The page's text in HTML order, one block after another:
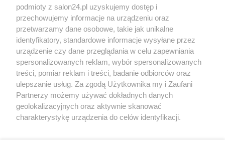
Społeczeństwo
Kultura
X Facebook Instagram Youtube
podmioty z salon24.pl uzyskujemy dostęp i
przechowujemy informacje na urządzeniu oraz
przetwarzamy dane osobowe, takie jak unikalne
identyfikatory, standardowe informacje wysyłane przez
urządzenie czy dane przeglądania w celu zapewniania
spersonalizowanych reklam, wybór spersonalizowanych
treści, pomiar reklam i treści, badanie odbiorców oraz
ulepszanie usług. Za zgodą Użytkownika my i Zaufani
Partnerzy możemy używać dokładnych danych
geolokalizacyjnych oraz aktywnie skanować
charakterystykę urządzenia do celów identyfikacji.